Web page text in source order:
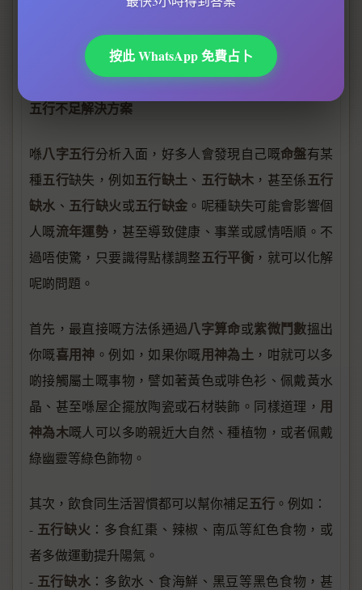
五行不足解決方案
五行不足解決方案
喺八字五行分析入面，好多人會發現自己嘅命盤有某
種五行缺失，例如五行缺土 、 五行缺木 ，甚至係五行
缺水 、 五行缺火或五行缺金 。呢種缺失可能會影響個
人嘅流年運勢 ，甚至導致健康、事業或感情唔順。不
過唔使驚，只要識得點樣調整五行平衡 ，就可以化解
呢啲問題。
首先，最直接嘅方法係通過八字算命或紫微鬥數搵出
你嘅喜用神 。例如，如果你嘅用神為土 ，咁就可以多
啲接觸屬土嘅事物，譬如著黃色或啡色衫、佩戴黃水
晶、甚至喺屋企擺放陶瓷或石材裝飾。同樣道理， 用
神為木嘅人可以多啲親近大自然、種植物，或者佩戴
綠幽靈等綠色飾物。
其次，飲食同生活習慣都可以幫你補足五行 。例如：
- 五行缺火 ：多食紅棗、辣椒、南瓜等紅色食物，或
者多做運動提升陽氣。
- 五行缺水 ：多飲水、食海鮮、黑豆等黑色食物，甚
按此 WhatsApp 免費占卜